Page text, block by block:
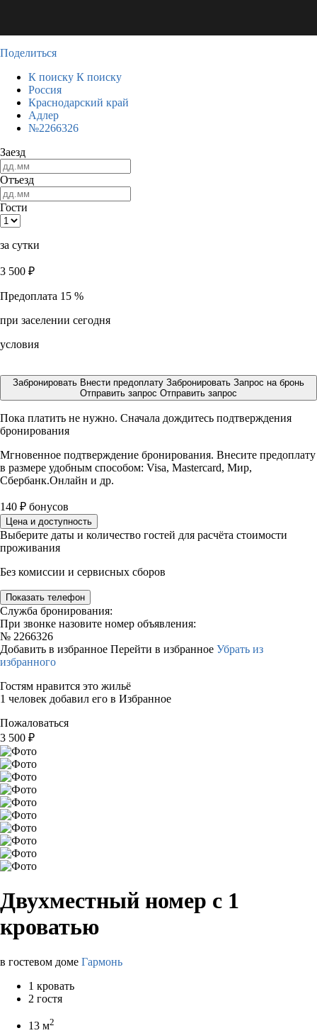
Поделиться
К поиску К поиску
Россия
Краснодарский край
Адлер
№2266326
Заезд
Отъезд
Гости
за сутки
3 500 ₽
Предоплата 15 %
при заселении сегодня
условия
Забронировать Внести предоплату Забронировать Запрос на бронь
Отправить запрос Отправить запрос
Пока платить не нужно. Сначала дождитесь подтверждения
бронирования
Мгновенное подтверждение бронирования. Внесите предоплату
в размере удобным способом: Visa, Mastercard, Мир,
Сбербанк.Онлайн и др.
140 ₽ бонусов
Цена и доступность
Выберите даты и количество гостей для расчёта стоимости
проживания
Без комиссии и сервисных сборов
Показать телефон
Служба бронирования:
При звонке назовите номер объявления:
№ 2266326
Добавить в избранное Перейти в избранное Убрать из
избранного
Гостям нравится это жильё
1 человек добавил его в Избранное
Пожаловаться
3 500 ₽
Двухместный номер с 1
кроватью
в гостевом доме Гармонь
1 кровать
2 гостя
13 м2